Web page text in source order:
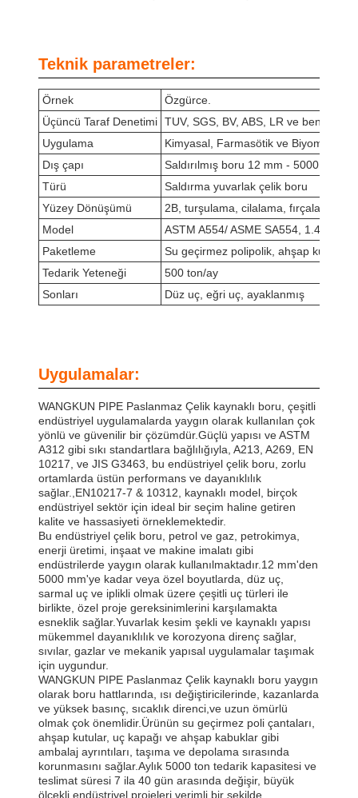
Teknik parametreler:
Örnek
Özgürce.
Üçüncü Taraf Denetimi TUV, SGS, BV, ABS, LR ve benzeri
Uygulama
Kimyasal, Farmasötik ve
Dış çapı
Saldırılmış boru 12 mm - 5000 mm
Türü
Saldırma yuvarlak çelik boru
Yüzey Dönüşümü
2B, turşulama, cilalama, fırçalama,
Model
ASTM A554/ ASME SA554, 1.4301/
Paketleme
Su geçirmez polipolik, ahşap kutu, uç
Tedarik Yeteneği
500 ton/ay
Sonları
Düz uç, eğri uç, ayaklanmış
Uygulamalar:
WANGKUN PIPE Paslanmaz Çelik kaynaklı boru, çeşitli
endüstriyel uygulamalarda yaygın olarak kullanılan çok
yönlü ve güvenilir bir çözümdür.Güçlü yapısı ve ASTM
A312 gibi sıkı standartlara bağlılığıyla, A213, A269, EN
10217, ve JIS G3463, bu endüstriyel çelik boru, zorlu
ortamlarda üstün performans ve dayanıklılık
sağlar.,EN10217-7 & 10312, kaynaklı model, birçok
endüstriyel sektör için ideal bir seçim haline getiren
kalite ve hassasiyeti örneklemektedir.
Bu endüstriyel çelik boru, petrol ve gaz, petrokimya,
enerji üretimi, inşaat ve makine imalatı gibi
endüstrilerde yaygın olarak kullanılmaktadır.12 mm'den
5000 mm'ye kadar veya özel boyutlarda, düz uç,
sarmal uç ve iplikli olmak üzere çeşitli uç türleri ile
birlikte, özel proje gereksinimlerini karşılamakta
esneklik sağlar.Yuvarlak kesim şekli ve kaynaklı yapısı
mükemmel dayanıklılık ve korozyona direnç sağlar,
sıvılar, gazlar ve mekanik yapısal uygulamalar taşımak
için uygundur.
WANGKUN PIPE Paslanmaz Çelik kaynaklı boru yaygın
olarak boru hattlarında, ısı değiştiricilerinde, kazanlarda
ve yüksek basınç, sıcaklık direnci,ve uzun ömürlü
olmak çok önemlidir.Ürünün su geçirmez poli çantaları,
ahşap kutular, uç kapağı ve ahşap kabuklar gibi
ambalaj ayrıntıları, taşıma ve depolama sırasında
korunmasını sağlar.Aylık 5000 ton tedarik kapasitesi ve
teslimat süresi 7 ila 40 gün arasında değişir, büyük
ölçekli endüstriyel projeleri verimli bir şekilde